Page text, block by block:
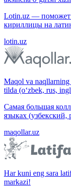
Lotin.uz — поможет
кириллицы на
lotin.uz
Maqol va
tilda (o‘zbek, rus,
Самая большая
языках (узбекский,
maqollar.uz
Har kuni eng sara
markazi!